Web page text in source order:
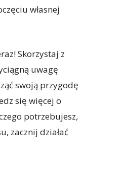
własnej
Skorzystaj z
uwagę
swoją przygodę
się więcej o
potrzebujesz,
zacznij działać